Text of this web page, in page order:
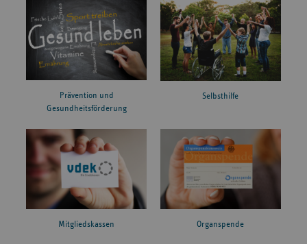
Prävention und
Gesundheitsförderung
Selbsthilfe
Mitgliedskassen Organspende